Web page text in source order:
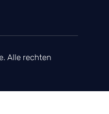
Alle rechten